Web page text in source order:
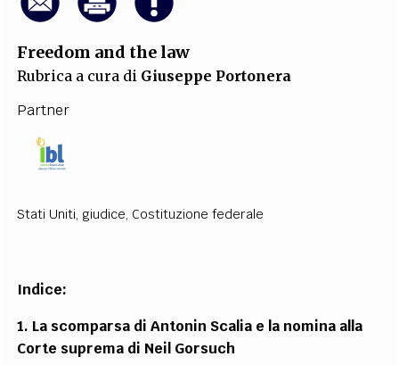
Freedom and the law
Rubrica a cura di Giuseppe Portonera
Partner
Stati Uniti, giudice, Costituzione federale
Indice:
1. La scomparsa di Antonin Scalia e la nomina alla
Corte suprema di Neil Gorsuch